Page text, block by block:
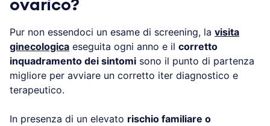
ovarico?
Pur non essendoci un esame di screening, la visita
ginecologica eseguita ogni anno e il corretto
inquadramento dei sintomi sono il punto di partenza
migliore per avviare un corretto iter diagnostico e
terapeutico.
In presenza di un elevato rischio familiare o